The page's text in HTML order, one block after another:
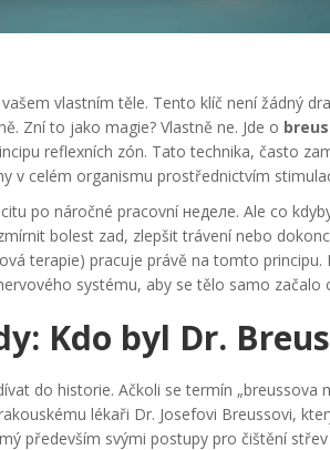
vlastním těle. Tento klíč není žádný
Zní to jako magie? Vlastně ne. Jde o
reflexních zón. Tato technika, často
v celém organismu prostřednictvím
po náročné pracovní неделе. Ale co
bolest zad, zlepšit trávení nebo
terapie) pracuje právě na tomto
systému, aby se tělo samo začalo
Kdo byl Dr.
do historie. Ačkoli se termín „breussova
lékaři Dr. Josefovi Breussovi,
především svými postupy pro čištění